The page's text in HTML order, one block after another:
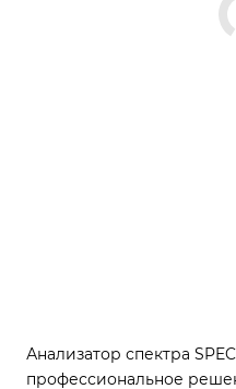
Анализатор спектра
профессиональное